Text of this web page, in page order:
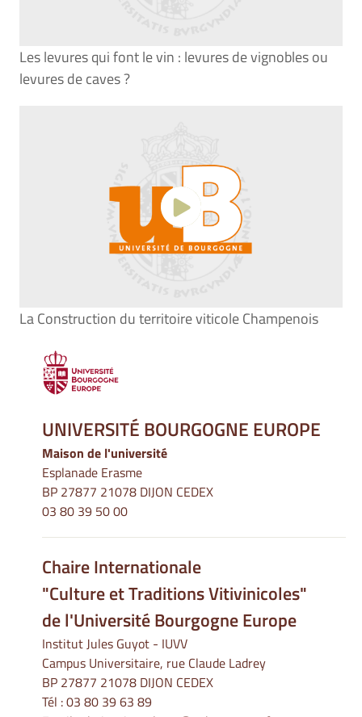
Les levures qui font le vin : levures de vignobles ou
levures de caves ?
La Construction du territoire viticole Champenois
UNIVERSITÉ BOURGOGNE EUROPE
Maison de l'université
Esplanade Erasme
BP 27877 21078 DIJON CEDEX
03 80 39 50 00
Chaire Internationale
"Culture et Traditions Vitivinicoles"
de l'Université Bourgogne Europe
Institut Jules Guyot - IUVV
Campus Universitaire, rue Claude Ladrey
BP 27877 21078 DIJON CEDEX
Tél :03 80 39 63 89